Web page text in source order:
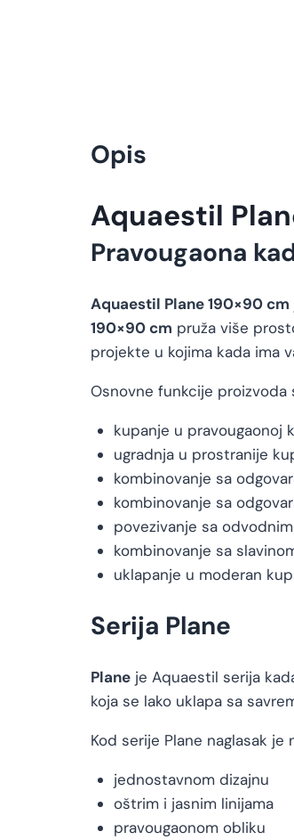
Opis
Aquaestil
Pravougaona
Aquaestil Plane 190×90 cm
190×90 cm pruža više
projekte u kojima kada ima
Osnovne funkcije proizvoda
kupanje u pravougaonoj
ugradnja u prostranije
kombinovanje sa
kombinovanje sa
povezivanje sa
kombinovanje sa
uklapanje u moderan
Serija Plane
Plane je Aquaestil serija
koja se lako uklapa sa
Kod serije Plane naglasak je
jednostavnom dizajnu
oštrim i jasnim linijama
pravougaonom obliku